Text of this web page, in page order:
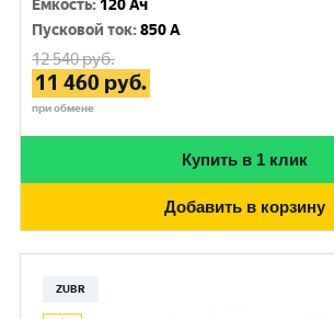
Емкость: 120 Ач
Пусковой ток:850 A
12 540руб.
11 460 руб.
при обмене
Купить в 1 клик
Добавить в корзину
ZUBR